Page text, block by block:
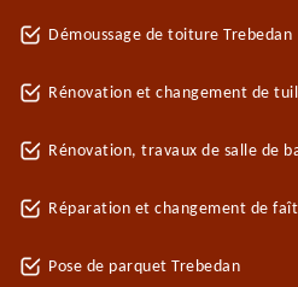
Démoussage de toiture Trebedan
Rénovation et changement de
Rénovation, travaux de salle de
Réparation et changement de
Pose de parquet Trebedan